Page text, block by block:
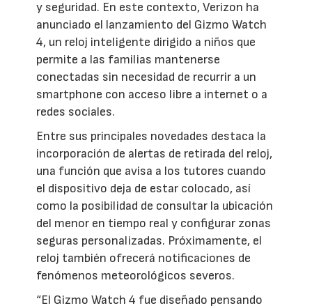
y seguridad. En este contexto, Verizon ha
anunciado el lanzamiento del Gizmo Watch
4, un reloj inteligente dirigido a niños que
permite a las familias mantenerse
conectadas sin necesidad de recurrir a un
smartphone con acceso libre a internet o a
redes sociales.
Entre sus principales novedades destaca la
incorporación de alertas de retirada del reloj,
una función que avisa a los tutores cuando
el dispositivo deja de estar colocado, así
como la posibilidad de consultar la ubicación
del menor en tiempo real y configurar zonas
seguras personalizadas. Próximamente, el
reloj también ofrecerá notificaciones de
fenómenos meteorológicos severos.
“El Gizmo Watch 4 fue diseñado pensando